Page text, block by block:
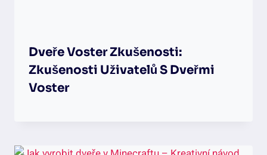
Dveře Voster Zkušenosti:
Zkušenosti Uživatelů S Dveřmi
Voster